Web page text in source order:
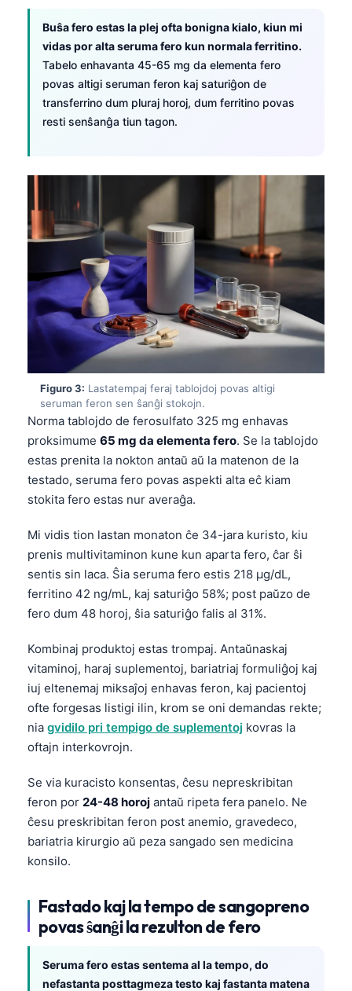
Buŝa fero estas la plej ofta bonigna kialo, kiun mi
vidas por alta seruma fero kun normala ferritino.
Tabelo enhavanta 45-65 mg da elementa fero
povas altigi seruman feron kaj saturiĝon de
transferrino dum pluraj horoj, dum ferritino povas
resti senŝanĝa tiun tagon.
Figuro 3: Lastatempaj feraj tablojdoj povas altigi
seruman feron sen ŝanĝi stokojn.
Norma tablojdo de ferosulfato 325 mg enhavas
proksimume 65 mg da elementa fero. Se la tablojdo
estas prenita la nokton antaŭ aŭ la matenon de la
testado, seruma fero povas aspekti alta eĉ kiam
stokita fero estas nur averaĝa.
Mi vidis tion lastan monaton ĉe 34-jara kuristo, kiu
prenis multivitaminon kune kun aparta fero, ĉar ŝi
sentis sin laca. Ŝia seruma fero estis 218 µg/dL,
ferritino 42 ng/mL, kaj saturiĝo 58%; post paŭzo de
fero dum 48 horoj, ŝia saturiĝo falis al 31%.
Kombinaj produktoj estas trompaj. Antaŭnaskaj
vitaminoj, haraj suplementoj, bariatriaj formuliĝoj kaj
iuj eltenemaj miksaĵoj enhavas feron, kaj pacientoj
ofte forgesas listigi ilin, krom se oni demandas rekte;
nia gvidilo pri tempigo de suplementoj kovras la
oftajn interkovrojn.
Se via kuracisto konsentas, ĉesu nepreskribitan
feron por 24-48 horoj antaŭ ripeta fera panelo. Ne
ĉesu preskribitan feron post anemio, gravedeco,
bariatria kirurgio aŭ peza sangado sen medicina
konsilo.
Fastado kaj la tempo de sangopreno
povas ŝanĝi la rezulton de fero
Seruma fero estas sentema al la tempo, do
nefastanta posttagmeza testo kaj fastanta matena